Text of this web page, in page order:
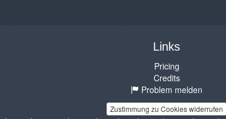
Links
Pricing
Credits
Problem melden
Zustimmung zu Cookies widerrufen